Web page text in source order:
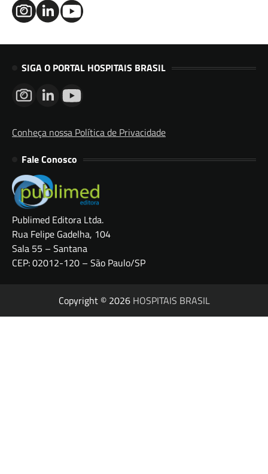
SIGA O PORTAL HOSPITAIS BRASIL
Conheça nossa Política de Privacidade
Fale Conosco
Publimed Editora Ltda.
Rua Felipe Gadelha, 104
Sala 55 – Santana
CEP: 02012-120 – São Paulo/SP
Copyright © 2026 HOSPITAIS BRASIL